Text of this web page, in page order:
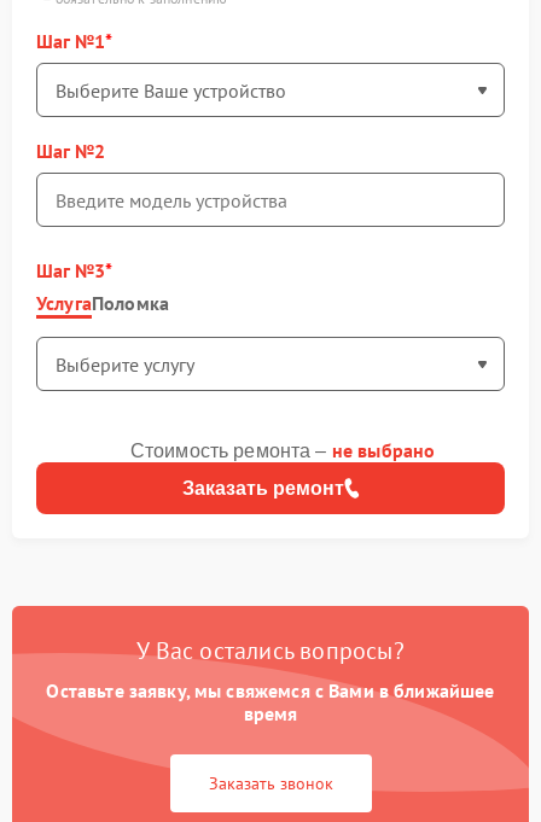
Шаг №1
Шаг №2
Шаг №3
УслугаПоломка
Заказать ремонт
Стоимость ремонта – не выбрано
У Вас остались вопросы?
Оставьте заявку, мы свяжемся с Вами в ближайшее
время
Заказать звонок